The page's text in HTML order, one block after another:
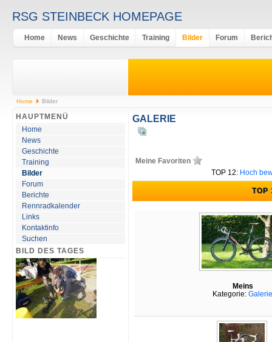
RSG STEINBECK HOMEPAGE
Home News Geschichte Training Bilder Forum
Home Bilder
HAUPTMENÜ
Home
News
Geschichte
Training
Bilder
Forum
Berichte
Rennradkalender
Links
Kontaktinfo
Suchen
BILD DES TAGES
GALERIE
Meine Favoriten
TOP 12: Hoch
TOP
Meins
Kategorie: